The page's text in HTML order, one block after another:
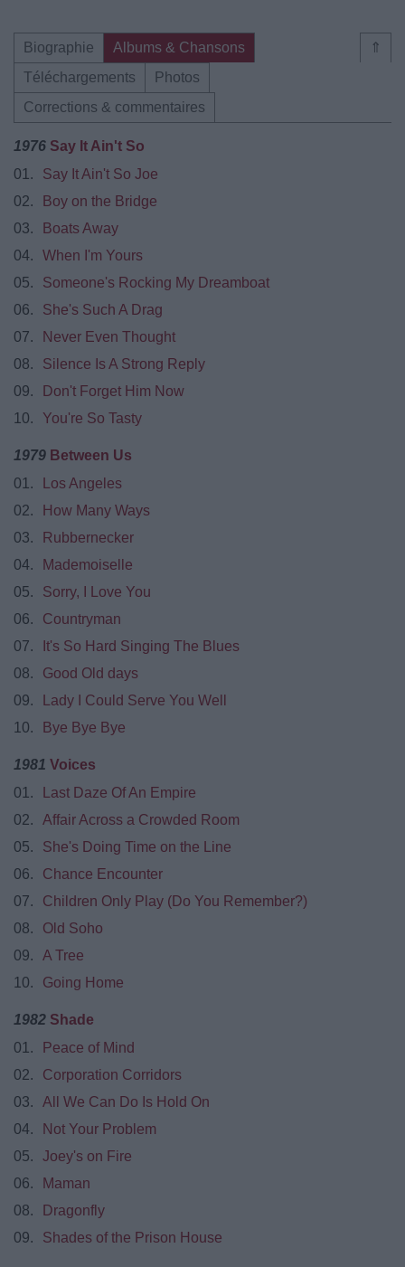
⇑
Biographie
Albums & Chansons
Téléchargements
Photos
Corrections & commentaires
1976 Say It Ain't So
01.
Say It Ain't So Joe
02.
Boy on the Bridge
03.
Boats Away
04.
When I'm Yours
05.
Someone's Rocking My Dreamboat
06.
She's Such A Drag
07.
Never Even Thought
08.
Silence Is A Strong Reply
09.
Don't Forget Him Now
10.
You're So Tasty
1979 Between Us
01.
Los Angeles
02.
How Many Ways
03.
Rubbernecker
04.
Mademoiselle
05.
Sorry, I Love You
06.
Countryman
07.
It's So Hard Singing The Blues
08.
Good Old days
09.
Lady I Could Serve You Well
10.
Bye Bye Bye
1981 Voices
01.
Last Daze Of An Empire
02.
Affair Across a Crowded Room
05.
She's Doing Time on the Line
06.
Chance Encounter
07.
Children Only Play (Do You Remember?)
08.
Old Soho
09.
A Tree
10.
Going Home
1982 Shade
01.
Peace of Mind
02.
Corporation Corridors
03.
All We Can Do Is Hold On
04.
Not Your Problem
05.
Joey's on Fire
06.
Maman
08.
Dragonfly
09.
Shades of the Prison House